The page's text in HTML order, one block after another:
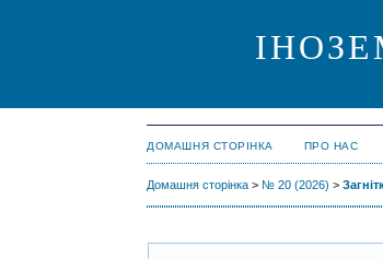
ДОМАШНЯ СТОРІНКА ПРО НАС
Домашня сторінка > № 20 (2026) >